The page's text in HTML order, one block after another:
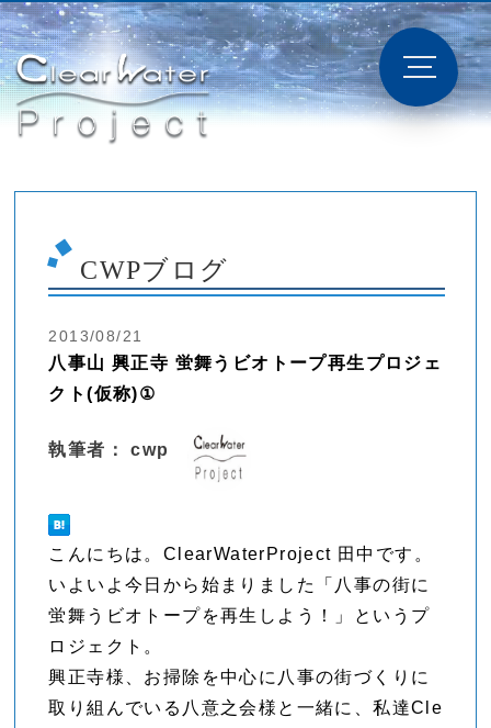
CWPブログ
2013/08/21
八事山 興正寺 蛍舞うビオトープ再生プロジェ
クト(仮称)①
執筆者： cwp
こんにちは。ClearWaterProject 田中です。
いよいよ今日から始まりました「八事の街に
蛍舞うビオトープを再生しよう！」というプ
ロジェクト。
興正寺様、お掃除を中心に八事の街づくりに
取り組んでいる八意之会様と一緒に、私達Cle